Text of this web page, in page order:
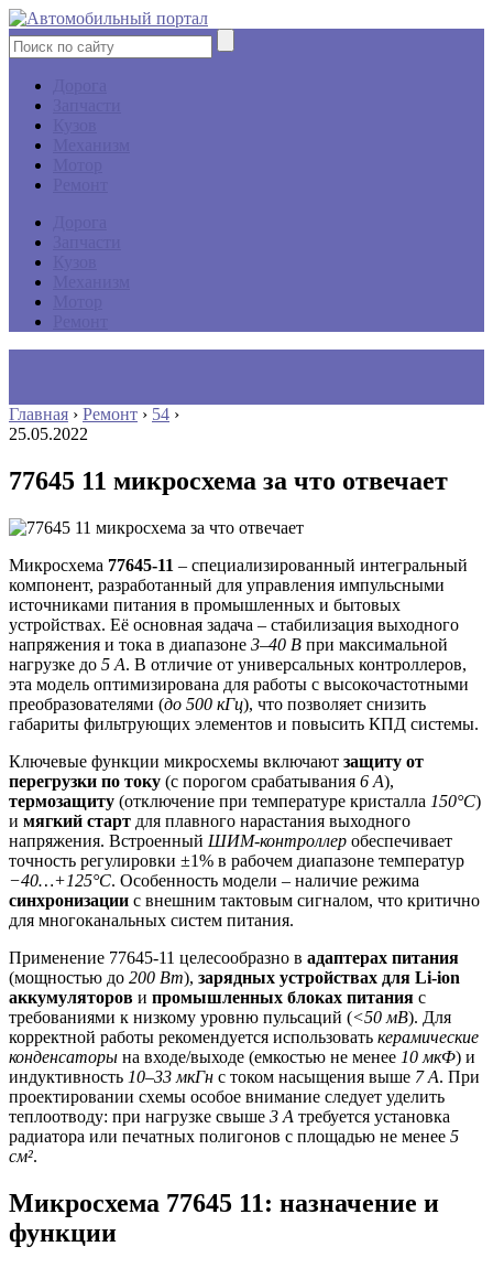
Главная › Ремонт › 54 ›
25.05.2022
77645 11 микросхема за что отвечает
Микросхема 77645-11 – специализированный интегральный
компонент, разработанный для управления импульсными
источниками питания в промышленных и бытовых
устройствах. Её основная задача – стабилизация выходного
напряжения и тока в диапазоне 3–40 В при максимальной
нагрузке до 5 А. В отличие от универсальных контроллеров,
эта модель оптимизирована для работы с высокочастотными
преобразователями (до 500 кГц), что позволяет снизить
габариты фильтрующих элементов и повысить КПД системы.
Ключевые функции микросхемы включают защиту от
перегрузки по току (с порогом срабатывания 6 А),
термозащиту (отключение при температуре кристалла 150°C)
и мягкий старт для плавного нарастания выходного
напряжения. Встроенный ШИМ-контроллер обеспечивает
точность регулировки ±1% в рабочем диапазоне температур
−40…+125°C. Особенность модели – наличие режима
синхронизации с внешним тактовым сигналом, что критично
для многоканальных систем питания.
Применение 77645-11 целесообразно в адаптерах питания
(мощностью до 200 Вт), зарядных устройствах для Li-ion
аккумуляторов и промышленных блоках питания с
требованиями к низкому уровню пульсаций (<50 мВ). Для
корректной работы рекомендуется использовать керамические
конденсаторы на входе/выходе (емкостью не менее 10 мкФ) и
индуктивность 10–33 мкГн с током насыщения выше 7 А. При
проектировании схемы особое внимание следует уделить
теплоотводу: при нагрузке свыше 3 А требуется установка
радиатора или печатных полигонов с площадью не менее 5
см².
Микросхема 77645 11: назначение и
функции